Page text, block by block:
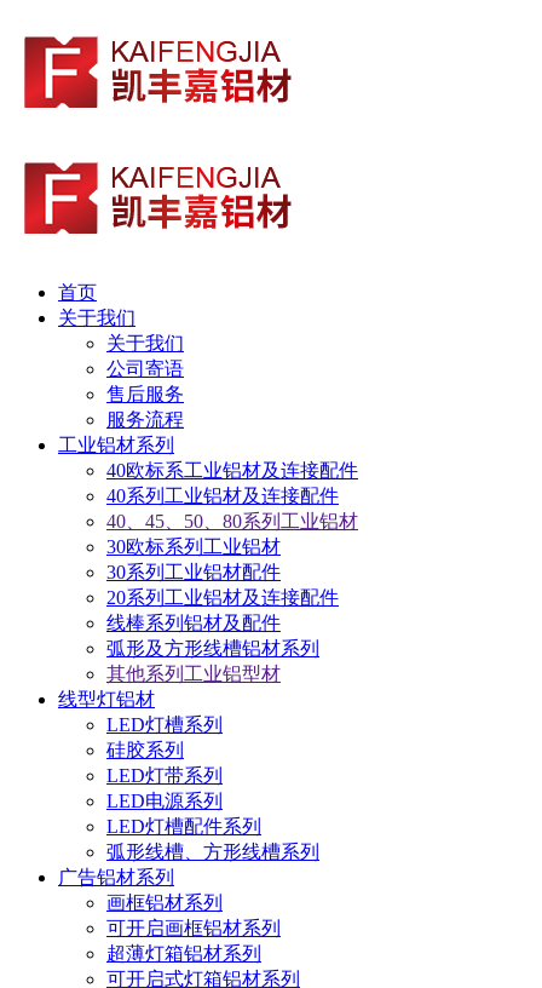
首页
关于我们
关于我们
公司寄语
售后服务
服务流程
工业铝材系列
40欧标系工业铝材及连接配件
40系列工业铝材及连接配件
40、45、50、80系列工业铝材
30欧标系列工业铝材
30系列工业铝材配件
20系列工业铝材及连接配件
线棒系列铝材及配件
弧形及方形线槽铝材系列
其他系列工业铝型材
线型灯铝材
LED灯槽系列
硅胶系列
LED灯带系列
LED电源系列
LED灯槽配件系列
弧形线槽、方形线槽系列
广告铝材系列
画框铝材系列
可开启画框铝材系列
超薄灯箱铝材系列
可开启式灯箱铝材系列